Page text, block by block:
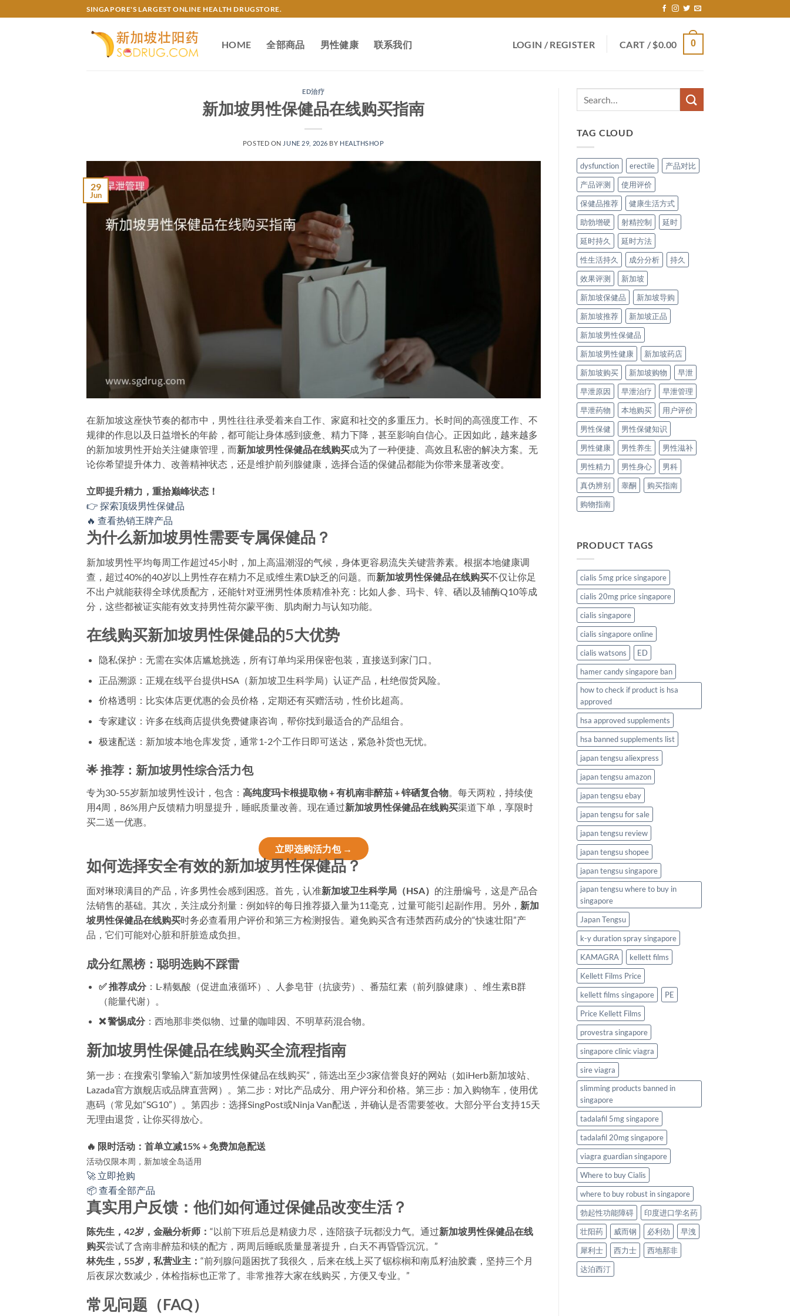
to
SINGAPORE'S LARGEST ONLINE HEALTH DRUGSTORE.
HOME 全部商品 男性健康 联系我们 LOGIN / REGISTER CART /$0.00 0
ED治疗
新加坡男性保健品在线购买指南
POSTED ON JUNE 29, 2026 BY HEALTHSHOP
29
Jun
在新加坡这座快节奏的都市中，男性往往承受着来自工作、家庭和社交的多重压力。长时间的高强度工作、不
规律的作息以及日益增长的年龄，都可能让身体感到疲惫、精力下降，甚至影响自信心。正因如此，越来越多
的新加坡男性开始关注健康管理，而新加坡男性保健品在线购买成为了一种便捷、高效且私密的解决方案。无
论你希望提升体力、改善精神状态，还是维护前列腺健康，选择合适的保健品都能为你带来显著改变。
立即提升精力，重拾巅峰状态！
👉 探索顶级男性保健品
🔥 查看热销王牌产品
为什么新加坡男性需要专属保健品？
新加坡男性平均每周工作超过45小时，加上高温潮湿的气候，身体更容易流失关键营养素。根据本地健康调
查，超过40%的40岁以上男性存在精力不足或维生素D缺乏的问题。而新加坡男性保健品在线购买不仅让你足
不出户就能获得全球优质配方，还能针对亚洲男性体质精准补充：比如人参、玛卡、锌、硒以及辅酶Q10等成
分，这些都被证实能有效支持男性荷尔蒙平衡、肌肉耐力与认知功能。
在线购买新加坡男性保健品的5大优势
隐私保护 ：无需在实体店尴尬挑选，所有订单均采用保密包装，直接送到家门口。
正品溯源：正规在线平台提供HSA（新加坡卫生科学局）认证产品，杜绝假货风险。
价格透明 ：比实体店更优惠的会员价格，定期还有买赠活动，性价比超高。
专家建议 ：许多在线商店提供免费健康咨询，帮你找到最适合的产品组合。
极速配送 ：新加坡本地仓库发货，通常1-2个工作日即可送达，紧急补货也无忧。
🌟 推荐：新加坡男性综合活力包
专为30-55岁新加坡男性设计，包含： 高纯度玛卡根提取物 + 有机南非醉茄 + 锌硒复合物。每天两粒，持续使
用4周，86%用户反馈精力明显提升，睡眠质量改善。现在通过新加坡男性保健品在线购买渠道下单，享限时
买二送一优惠。
立即选购活力包 →
如何选择安全有效的新加坡男性保健品？
面对琳琅满目的产品，许多男性会感到困惑。首先，认准新加坡卫生科学局（HSA） 的注册编号，这是产品合
法销售的基础。其次，关注成分剂量：例如锌的每日推荐摄入量为11毫克，过量可能引起副作用。另外， 新加
坡男性保健品在线购买时务必查看用户评价和第三方检测报告。避免购买含有违禁西药成分的“快速壮阳”产
品，它们可能对心脏和肝脏造成负担。
成分红黑榜：聪明选购不踩雷
✅ 推荐成分：L-精氨酸（促进血液循环）、人参皂苷（抗疲劳）、番茄红素（前列腺健康）、维生素B群
（能量代谢）。
❌ 警惕成分：西地那非类似物、过量的咖啡因、不明草药混合物。
新加坡男性保健品在线购买全流程指南
第一步：在搜索引擎输入“新加坡男性保健品在线购买”，筛选出至少3家信誉良好的网站（如iHerb新加坡站、
Lazada官方旗舰店或品牌直营网）。第二步：对比产品成分、用户评分和价格。第三步：加入购物车，使用优
惠码（常见如“SG10”）。第四步：选择SingPost或Ninja Van配送，并确认是否需要签收。大部分平台支持15天
无理由退货，让你买得放心。
🔥 限时活动：首单立减15% + 免费加急配送
活动仅限本周，新加坡全岛适用
🚀 立即抢购
📦 查看全部产品
真实用户反馈：他们如何通过保健品改变生活？
陈先生，42岁，金融分析师： “以前下班后总是精疲力尽，连陪孩子玩都没力气。通过新加坡男性保健品在线
购买尝试了含南非醉茄和镁的配方，两周后睡眠质量显著提升，白天不再昏昏沉沉。”
林先生，55岁，私营业主： “前列腺问题困扰了我很久，后来在线上买了锯棕榈和南瓜籽油胶囊，坚持三个月
后夜尿次数减少，体检指标也正常了。非常推荐大家在线购买，方便又专业。”
常见问题（FAQ）
TAG CLOUD
dysfunction erectile
产品对比
产品评测
使用评价
保健品推荐
健康生活方式
助勃增硬
射精控制
延时
延时持久
延时方法
性生活持久
成分分析
持久
效果评测
新加坡
新加坡保健品
新加坡导购
新加坡推荐
新加坡正品
新加坡男性保健品
新加坡男性健康
新加坡药店
新加坡购买
新加坡购物
早泄
早泄原因
早泄治疗
早泄管理
早泄药物
本地购买
用户评价
男性保健
男性保健知识
男性健康
男性养生
男性滋补
男性精力
男性身心
男科
真伪辨别
睾酮
购买指南
购物指南
PRODUCT TAGS
cialis 5mg price singapore
cialis 20mg price singapore
cialis singapore
cialis singapore online
cialis watsons
ED
hamer candy singapore ban
how to check if product is hsa
approved
hsa approved supplements
hsa banned supplements list
japan tengsu aliexpress
japan tengsu amazon
japan tengsu ebay
japan tengsu for sale
japan tengsu review
japan tengsu shopee
japan tengsu singapore
japan tengsu where to buy in
singapore
Japan Tengsu
k-y duration spray singapore
KAMAGRA
kellett films
Kellett Films Price
kellett films singapore
PE
Price Kellett Films
provestra singapore
singapore clinic viagra
sire viagra
slimming products banned in
singapore
tadalafil 5mg singapore
tadalafil 20mg singapore
viagra guardian singapore
Where to buy Cialis
where to buy robust in singapore
勃起性功能障碍
印度进口学名药
壮阳药
威而钢 必利劲
早洩
犀利士
西力士
西地那非
达泊西汀